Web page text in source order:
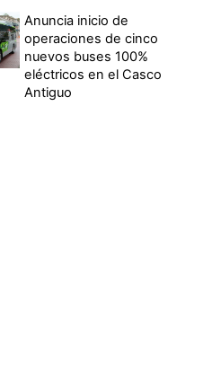
Anuncia inicio de
operaciones de cinco
nuevos buses 100%
eléctricos en el Casco
Antiguo